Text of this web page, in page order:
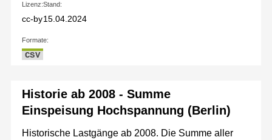
Lizenz:
cc-by
Stand:
15.04.2024
Formate:
CSV
Historie ab 2008 - Summe
Einspeisung Hochspannung (Berlin)
Historische Lastgänge ab 2008. Die Summe aller